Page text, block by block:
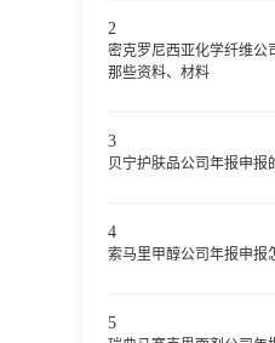
2
密克罗尼西亚化学纤维公
那些资料、材料
3
贝宁护肤品公司年报申报
4
索马里甲醇公司年报申报
5